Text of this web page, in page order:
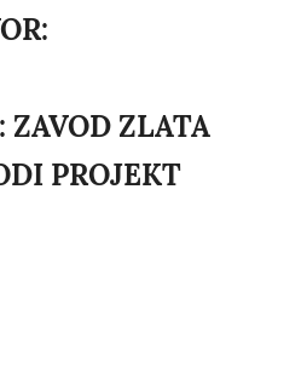
ZAVOD ZLATA
PROJEKT